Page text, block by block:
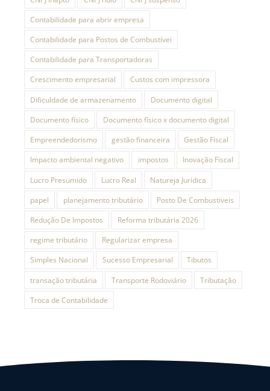
Contabilidade para abrir empresa
Contabilidade para Postos de Combustívei
Contabilidade para Transportadoras
Crescimento empresarial
Custos com impressora
Dificuldade de armazenamento
Documento digital
Documento físico
Documento físico x documento digital
Empreendedorismo
gestão financeira
Gestão Fiscal
Impacto ambiental negativo
impostos
Inovação Fiscal
Lucro Presumido
Lucro Real
Natureja Jurídica
papel
planejamento tributário
Posto De Combustiveis
Redução De Impostos
Reforma tributária 2026
regime tributário
Regularizar empresa
Simples Nacional
Sucesso Empresarial
Tibutos
transação tributária
Transporte Rodoviário
Tributação
Troca de Contabilidade